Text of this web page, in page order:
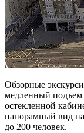
Обзорные
медленный подъем
остекленной
панорамный вид
до 200 человек.